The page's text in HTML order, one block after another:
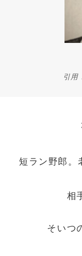
引
短ラン野郎。
相
そいつ